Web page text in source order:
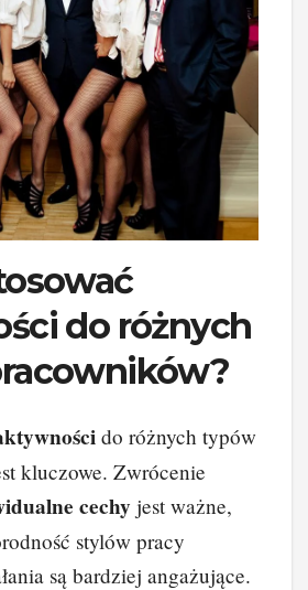
do różnych
do różnych typów
kluczowe. Zwrócenie
cechy jest ważne,
stylów pracy
są bardziej angażujące.